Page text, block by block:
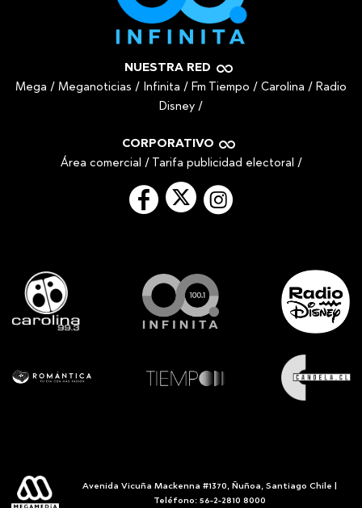
NUESTRA RED
Mega / Meganoticias / Infinita / Fm Tiempo / Carolina / Radio
Disney /
CORPORATIVO
Área comercial / Tarifa publicidad electoral /
Avenida Vicuña Mackenna #1370, Ñuñoa, Santiago Chile |
Teléfono: 56-2-2810 8000